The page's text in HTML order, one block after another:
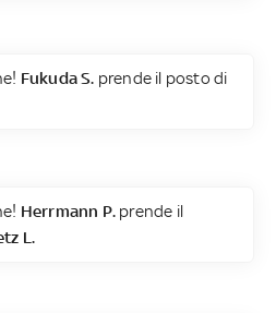
Fukuda S. prende il posto di
Herrmann P. prende il
L.